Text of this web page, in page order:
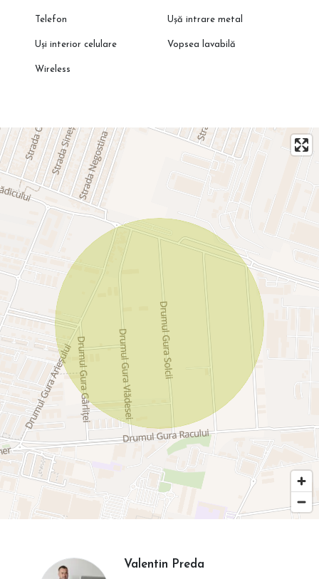
Telefon Ușă intrare metal
Uși interior celulare Vopsea lavabilă
Wireless
Valentin Preda